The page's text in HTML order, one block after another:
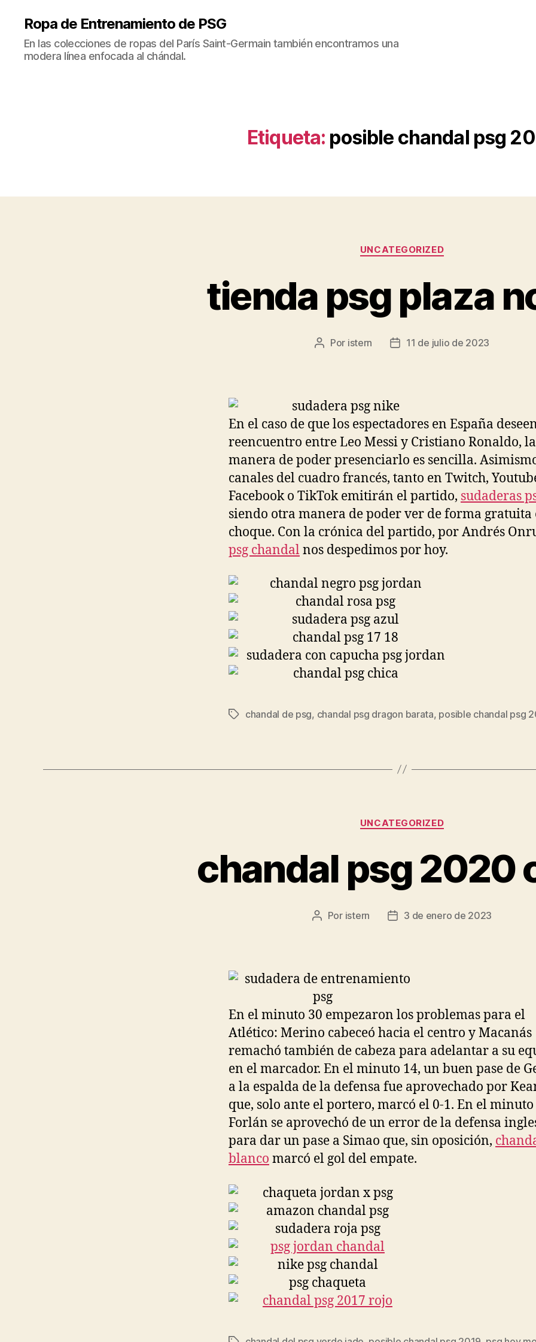
Ropa de Entrenamiento de PSG
En las colecciones de ropas del París Saint-Germain también encontramos una
modera línea enfocada al chándal.
Etiqueta: posible chandal psg
Categorías
UNCATEGORIZED
tienda psg plaza
Autor
Por istern
Fecha11 de julio de 2023
En el caso de que los espectadores en España
reencuentro entre Leo Messi y Cristiano Ronaldo, la
manera de poder presenciarlo es sencilla.
canales del cuadro francés, tanto en Twitch,
Facebook o TikTok emitirán el partido, sudaderas
siendo otra manera de poder ver de forma gratuita
choque. Con la crónica del partido, por Andrés
psg chandalnos despedimos por hoy.
Etiquetas
chandal de psg, chandal psg dragon barata, posible chandal psg
Categorías
UNCATEGORIZED
chandal psg 2020
Autor
Por istern
Fecha3 de enero de 2023
En el minuto 30 empezaron los problemas para el
Atlético: Merino cabeceó hacia el centro y Macanás
remachó también de cabeza para adelantar a su
en el marcador. En el minuto 14, un buen pase de
a la espalda de la defensa fue aprovechado por
que, solo ante el portero, marcó el 0-1. En el minuto
Forlán se aprovechó de un error de la defensa
para dar un pase a Simao que, sin oposición,
blanco marcó el gol del empate.